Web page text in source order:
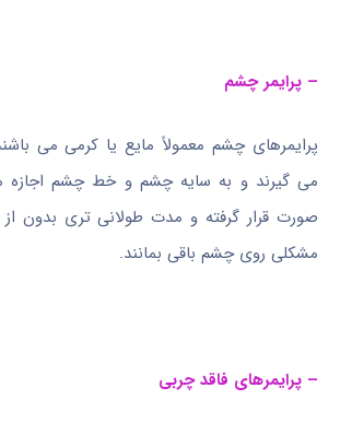
– پرایمر چشم
پرایمرهای چشم معمولاً مایع یا کرمی می
می گیرند و به سایه چشم و خط چشم اجازه
صورت قرار گرفته و مدت طولانی تری بدون از
مشکلی روی چشم باقی بمانند.
– پرایمرهای فاقد چربی